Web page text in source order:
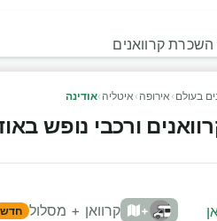
השכרת קרוואנים
בעולם › אירופה › איטליה ›אודינה
ורכבי נופש
+ קרוואן + מסלול חדש